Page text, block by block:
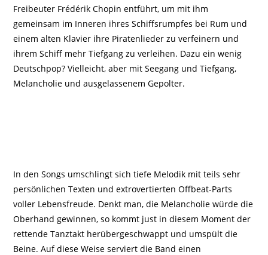
Freibeuter Frédérik Chopin entführt, um mit ihm
gemeinsam im Inneren ihres Schiffsrumpfes bei Rum und
einem alten Klavier ihre Piratenlieder zu verfeinern und
ihrem Schiff mehr Tiefgang zu verleihen. Dazu ein wenig
Deutschpop? Vielleicht, aber mit Seegang und Tiefgang,
Melancholie und ausgelassenem Gepolter.
In den Songs umschlingt sich tiefe Melodik mit teils sehr
persönlichen Texten und extrovertierten Offbeat-Parts
voller Lebensfreude. Denkt man, die Melancholie würde die
Oberhand gewinnen, so kommt just in diesem Moment der
rettende Tanztakt herübergeschwappt und umspült die
Beine. Auf diese Weise serviert die Band einen